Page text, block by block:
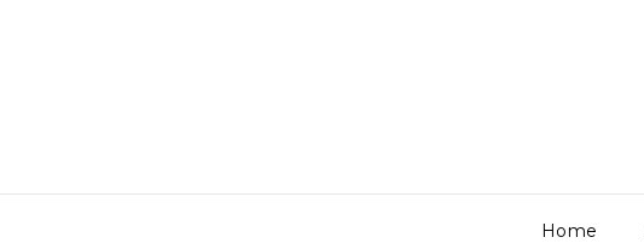
Home